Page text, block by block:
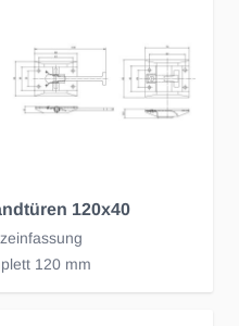
120x40
120 mm